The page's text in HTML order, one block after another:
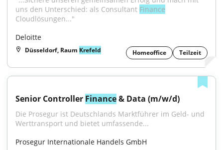
uns den Unterschied: als Consultant Finance
Cloudlösungen..."
Deloitte
Düsseldorf, Raum Krefeld Homeoffice Teilzeit
Senior Controller Finance & Data (m/w/d)
Die Prosegur ist Deutschlands Marktführer im Geld- und
Werttransport und bietet umfassende...
Prosegur Internationale Handels GmbH